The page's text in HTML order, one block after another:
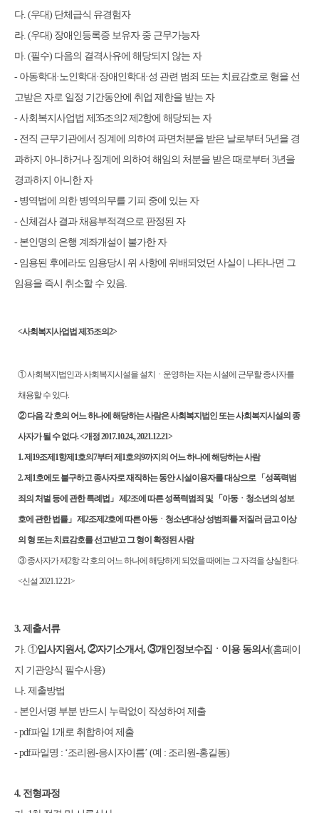
다. (우대) 단체급식 유경험자
라. (우대) 장애인등록증 보유자 중 근무가능자
마. (필수) 다음의 결격사유에 해당되지 않는 자
- 아동학대 · 노인학대 ·장애인학대 ·성 관련 범죄 또는 치료감호로 형을 선
고받은 자로 일정 기간동안에 취업 제한을 받는 자
-사회복지사업법 제 35조의 2 제 2항에 해당되는 자
- 전직 근무기관에서 징계에 의하여 파면처분을 받은 날로부터 5년을 경
과하지 아니하거나 징계에 의하여 해임의 처분을 받은 때로부터 3년을
경과하지 아니한 자
- 병역법에 의한 병역의무를 기피 중에 있는 자
- 신체검사 결과 채용부적격으로 판정된 자
- 본인명의 은행 계좌개설이 불가한 자
- 임용된 후에라도 임용당시 위 사항에 위배되었던 사실이 나타나면 그
임용을 즉시 취소할 수 있음
<사회복지사업법 제 35조의2>
①사회복지법인과 사회복지시설을 설치ㆍ운영하는 자는 시설에 근무할 종사자를
채용할 수 있다.
②다음 각 호의 어느 하나에 해당하는 사람은 사회복지법인 또는 사회복지시설의 종
사자가 될 수 없다. <개정2017.10.24., 2021.12.21>
1.제 19조제 1항제 1호의7부터 제 1호의9까지의 어느 하나에 해당하는 사람
2.제 1호에도 불구하고 종사자로 재직하는 동안 시설이용자를 대상으로 「 성폭력범
죄의 처벌 등에 관한 특례법 」 제 2조에 따른 성폭력범죄 및 「 아동ㆍ청소년의 성보
호에 관한 법률」 제 2조제 2호에 따른 아동ㆍ청소년대상 성범죄를 저질러 금고 이상
의 형 또는 치료감호를 선고받고 그 형이 확정된 사람
③종사자가 제 2항 각 호의 어느 하나에 해당하게 되었을 때에는 그 자격을 상실한다.
<신설 2021.12.21>
3. 제출서류
가. ①입사지원서, ②자기소개서, ③개인정보수집ㆍ이용 동의서(홈페이
지 기관양식 필수사용)
나. 제출방법
- 본인서명 부분 반드시 누락없이 작성하여 제출
- pdf파일 1 개로 취합하여 제출
- pdf파일명 : ‘조리원-응시자이름’ (예 : 조리원-홍길동)
4. 전형과정